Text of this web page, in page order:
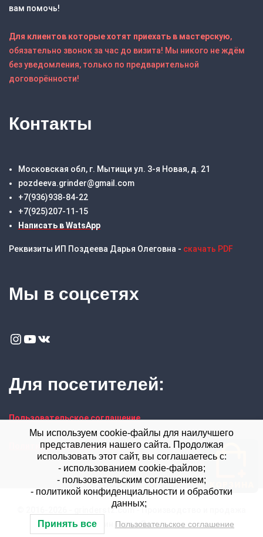
вам помочь!
Для клиентов которые хотят приехать в мастерскую,
обязательно звонок за час до визита! Мы никого не ждём
без уведомления, только по предварительной
договорённости!
Контакты
Московская обл, г. Мытищи ул. 3-я Новая, д. 21
pozdeeva.grinder@gmail.com
+7(936)938-84-22
+7(925)207-11-15
Написать в WatsApp
Реквизиты ИП Поздеева Дарья Олеговна - скачать PDF
Мы в соцсетях
Instagram
YouTube
VK
Для посетителей:
Пользовательское соглашение
Политика конфиденциальности
© 2016-2026 - grinderstz.com - Производство и продажа
гриндеров Левша
Мы используем cookie-файлы для наилучшего
представления нашего сайта. Продолжая
использовать этот сайт, вы соглашаетесь с:
- использованием cookie-файлов;
- пользовательским соглашением;
- политикой конфиденциальности и обработки
данных;
Принять все Пользовательское соглашение